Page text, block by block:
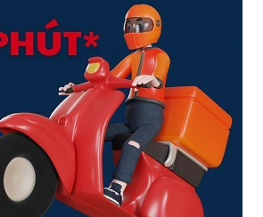
Kinh doanh của Bạn Trở nên Dễ dàng